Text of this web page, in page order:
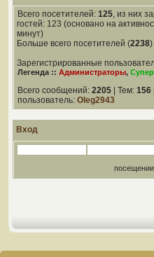
Всего посетителей: 125, из них
гостей: 123 (основано на
минут)
Больше всего посетителей (2238
Зарегистрированные
Легенда :: Администраторы,
Всего сообщений: 2205 | Тем: 156
пользователь: Oleg2943
Вход
посещении